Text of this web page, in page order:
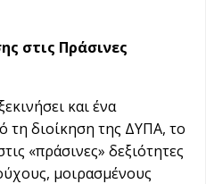
στις Πράσινες
και ένα
τη διοίκηση της ΔΥΠΑ, το
«πράσινες» δεξιότητες
μοιρασμένους